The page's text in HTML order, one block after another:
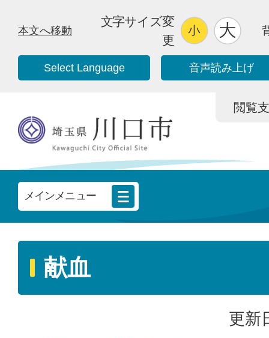
本文へ移動
文字サイズ変
更
Select Language 音声読み上げ
閲覧
メインメニュー
献血
更新